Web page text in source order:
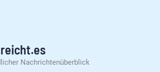
Nachrichtenüberblick